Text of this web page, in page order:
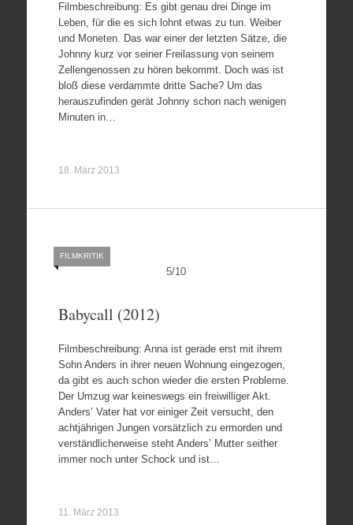
Filmbeschreibung: Es gibt genau drei Dinge im
Leben, für die es sich lohnt etwas zu tun. Weiber
und Moneten. Das war einer der letzten Sätze, die
Johnny kurz vor seiner Freilassung von seinem
Zellengenossen zu hören bekommt. Doch was ist
bloß diese verdammte dritte Sache? Um das
herauszufinden gerät Johnny schon nach wenigen
Minuten in…
18. März 2013
5/10
FILMKRITIK
Babycall (2012)
Filmbeschreibung: Anna ist gerade erst mit ihrem
Sohn Anders in ihrer neuen Wohnung eingezogen,
da gibt es auch schon wieder die ersten Probleme.
Der Umzug war keineswegs ein freiwilliger Akt.
Anders’ Vater hat vor einiger Zeit versucht, den
achtjährigen Jungen vorsätzlich zu ermorden und
verständlicherweise steht Anders’ Mutter seither
immer noch unter Schock und ist…
11. März 2013